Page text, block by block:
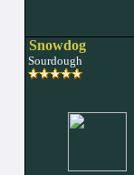
Snowdog
Sourdough